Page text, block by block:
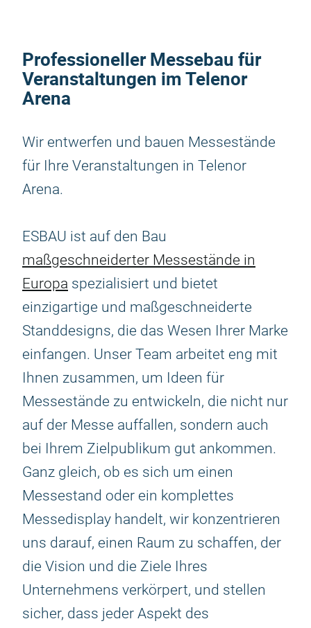
Professioneller Messebau für
Veranstaltungen im Telenor
Arena
Wir entwerfen und bauen Messestände
für Ihre Veranstaltungen in Telenor
Arena.
ESBAU ist auf den Bau
maßgeschneiderter Messestände in
Europa spezialisiert und bietet
einzigartige und maßgeschneiderte
Standdesigns, die das Wesen Ihrer Marke
einfangen. Unser Team arbeitet eng mit
Ihnen zusammen, um Ideen für
Messestände zu entwickeln, die nicht nur
auf der Messe auffallen, sondern auch
bei Ihrem Zielpublikum gut ankommen.
Ganz gleich, ob es sich um einen
Messestand oder ein komplettes
Messedisplay handelt, wir konzentrieren
uns darauf, einen Raum zu schaffen, der
die Vision und die Ziele Ihres
Unternehmens verkörpert, und stellen
sicher, dass jeder Aspekt des